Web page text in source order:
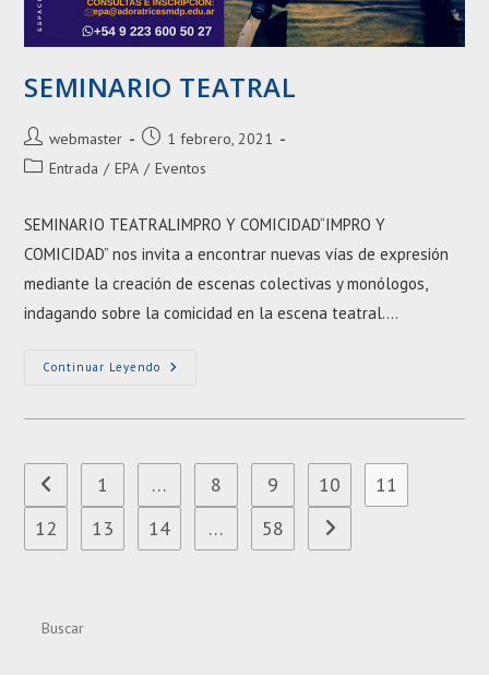
SEMINARIO TEATRAL
Autor
de
webmaster
Entrada
publicada:
1 febrero, 2021
Categoría
entrada:
Entrada / EPA / Eventos
SEMINARIO TEATRALIMPRO Y COMICIDAD“IMPRO Y
COMICIDAD” nos invita a encontrar nuevas vías de expresión
mediante la creación de escenas colectivas y monólogos,
indagando sobre la comicidad en la escena teatral.…
Continuar Leyendo SEMINARIO
Ir a la página anterior
1 … 8 9 10
11
12
13 14 … 58 Ir a la página siguiente